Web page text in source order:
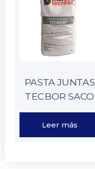
PASTA JUNTAS
TECBOR SACO
Leer más